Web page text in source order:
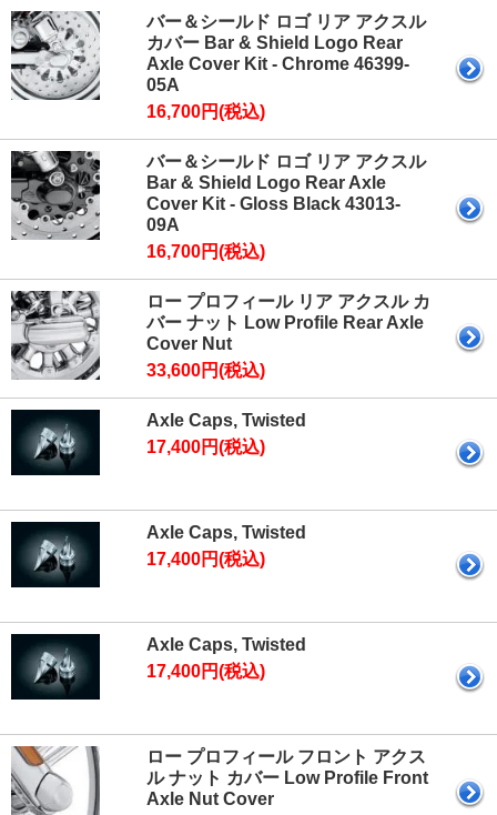
バー＆シールド ロゴ リア アクスル
カバー Bar & Shield Logo Rear
Axle Cover Kit - Chrome 46399-
05A
16,700円(税込)
バー＆シールド ロゴ リア アクスル
Bar & Shield Logo Rear Axle
Cover Kit - Gloss Black 43013-
09A
16,700円(税込)
ロー プロフィール リア アクスル カ
バー ナット Low Profile Rear Axle
Cover Nut
33,600円(税込)
Axle Caps, Twisted
17,400円(税込)
Axle Caps, Twisted
17,400円(税込)
Axle Caps, Twisted
17,400円(税込)
ロー プロフィール フロント アクス
ル ナット カバー Low Profile Front
Axle Nut Cover